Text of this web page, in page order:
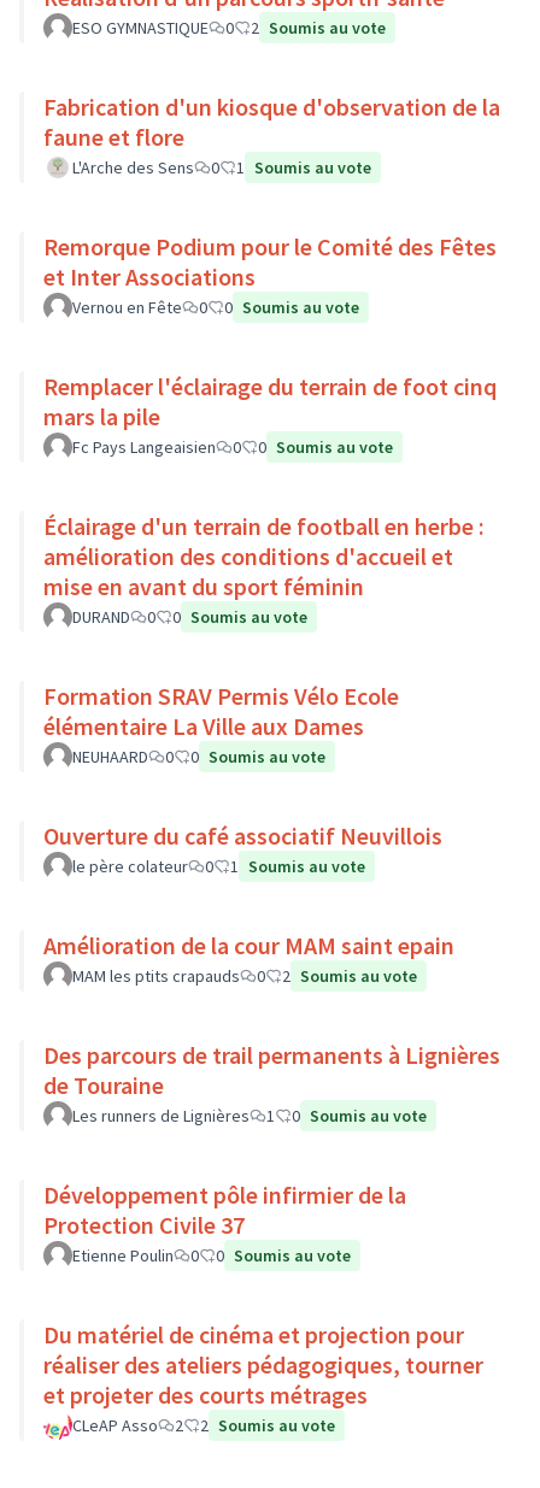
ESO GYMNASTIQUE 0 2 Soumis au vote
Fabrication d'un kiosque d'observation de la
faune et flore
L'Arche des Sens 0 1 Soumis au vote
Remorque Podium pour le Comité des Fêtes
et Inter Associations
Vernou en Fête 0 0 Soumis au vote
Remplacer l'éclairage du terrain de foot cinq
mars la pile
Fc Pays Langeaisien 0 0 Soumis au vote
Éclairage d'un terrain de football en herbe :
amélioration des conditions d'accueil et
mise en avant du sport féminin
DURAND 0 0 Soumis au vote
Formation SRAV Permis Vélo Ecole
élémentaire La Ville aux Dames
NEUHAARD 0 0 Soumis au vote
Ouverture du café associatif Neuvillois
le père colateur 0 1 Soumis au vote
Amélioration de la cour MAM saint epain
MAM les ptits crapauds 0 2 Soumis au vote
Des parcours de trail permanents à Lignières
de Touraine
Les runners de Lignières 1 0 Soumis au vote
Développement pôle infirmier de la
Protection Civile 37
Etienne Poulin 0 0 Soumis au vote
Du matériel de cinéma et projection pour
réaliser des ateliers pédagogiques, tourner
et projeter des courts métrages
CLeAP Asso 2 2 Soumis au vote